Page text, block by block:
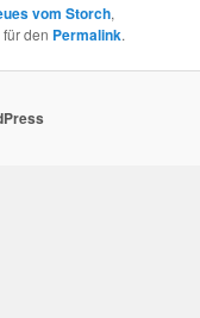
vom Storch,
den Permalink.